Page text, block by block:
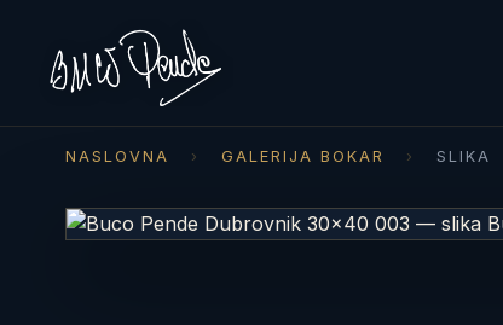
NASLOVNA › GALERIJA BOKAR › SLIKA